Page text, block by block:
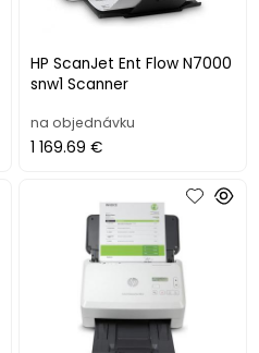
HP ScanJet Ent Flow N7000
snw1 Scanner
na objednávku
1 169.69 €